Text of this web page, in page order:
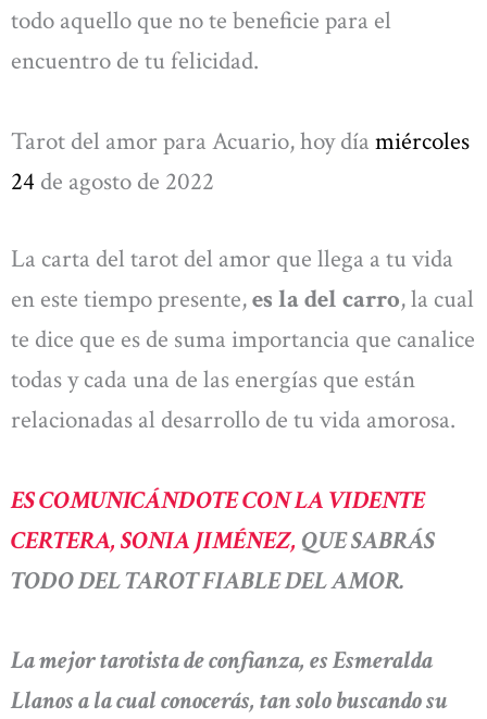
todo aquello que no te beneficie para el
encuentro de tu felicidad.
Tarot del amor para Acuario, hoy día miércoles
24 de agosto de 2022
La carta del tarot del amor que llega a tu vida
en este tiempo presente,es la del carro, la cual
te dice que es de suma importancia que canalice
todas y cada una de las energías que están
relacionadas al desarrollo de tu vida amorosa.
ES COMUNICÁNDOTE CON LA VIDENTE
CERTERA, SONIA JIMÉNEZ, QUE SABRÁS
TODO DEL TAROT FIABLE DEL AMOR.
La mejor tarotista de confianza, es Esmeralda
Llanos a la cual conocerás, tan solo buscando su